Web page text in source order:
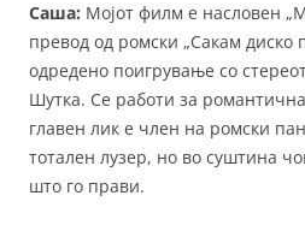
Саша: Мојот филм е насловен
превод од ромски „Сакам диско
одредено поигрување со
Шутка. Се работи за
главен лик е член на ромски
тотален лузер, но во суштина
што го прави.